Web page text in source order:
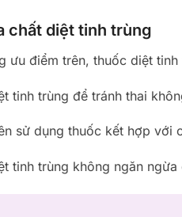
chất diệt tinh trùng
ưu điểm trên, thuốc diệt
tinh trùng để tránh thai
sử dụng thuốc kết hợp với
tinh trùng không ngăn